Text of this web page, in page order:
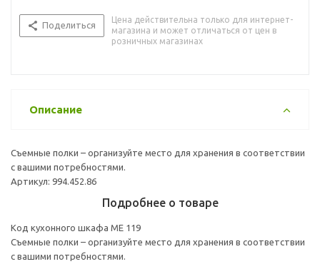
Поделиться
Цена действительна только для интернет-
магазина и может отличаться от цен в
розничных магазинах
Описание
Съемные полки – организуйте место для хранения в соответствии
с вашими потребностями.
Артикул: 994.452.86
Подробнее о товаре
Код кухонного шкафа ME 119
Съемные полки – организуйте место для хранения в соответствии
с вашими потребностями.